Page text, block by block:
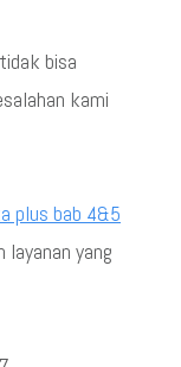
bisa
kami
plus bab 4&5
layanan yang